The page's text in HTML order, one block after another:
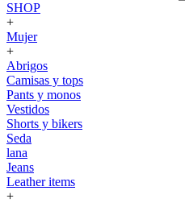
SHOP
+
Mujer
+
Abrigos
Camisas y tops
Pants y monos
Vestidos
Shorts y bikers
Seda
lana
Jeans
Leather items
+